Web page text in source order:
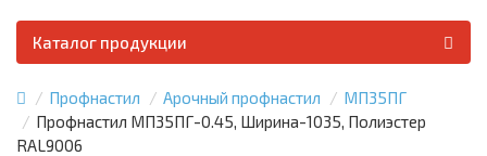
Каталог продукции
Профнастил Арочный профнастил
МП35ПГ
Профнастил МП35ПГ-0.45, Ширина-1035, Полиэстер
RAL9006